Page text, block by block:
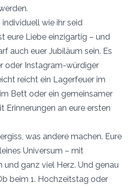
individuell wie ihr seid
eure Liebe einzigartig – und
auch euer Jubiläum sein. Es
oder Instagram-würdiger
reicht ein Lagerfeuer im
Bett oder ein gemeinsamer
Erinnerungen an eure ersten
was andere machen. Eure
Universum – mit
und ganz viel Herz. Und genau
beim 1. Hochzeitstag oder